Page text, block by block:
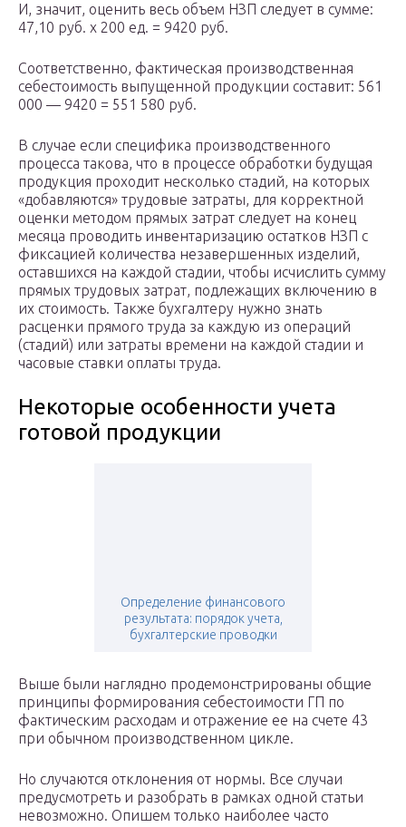
И, значит, оценить весь объем НЗП следует в сумме:
47,10 руб. x 200 ед. = 9420 руб.
Соответственно, фактическая производственная
себестоимость выпущенной продукции составит: 561
000 — 9420 = 551 580 руб.
В случае если специфика производственного
процесса такова, что в процессе обработки будущая
продукция проходит несколько стадий, на которых
«добавляются» трудовые затраты, для корректной
оценки методом прямых затрат следует на конец
месяца проводить инвентаризацию остатков НЗП с
фиксацией количества незавершенных изделий,
оставшихся на каждой стадии, чтобы исчислить сумму
прямых трудовых затрат, подлежащих включению в
их стоимость. Также бухгалтеру нужно знать
расценки прямого труда за каждую из операций
(стадий) или затраты времени на каждой стадии и
часовые ставки оплаты труда.
Некоторые особенности учета
готовой продукции
Определение финансового
результата: порядок учета,
бухгалтерские проводки
Выше были наглядно продемонстрированы общие
принципы формирования себестоимости ГП по
фактическим расходам и отражение ее на счете 43
при обычном производственном цикле.
Но случаются отклонения от нормы. Все случаи
предусмотреть и разобрать в рамках одной статьи
невозможно. Опишем только наиболее часто